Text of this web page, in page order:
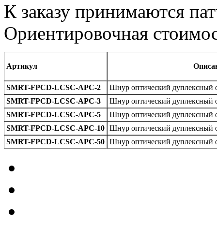
К заказу принимаются
Ориентировочная
Артикул
SMRT-FPCD-LCSC-APC-2
Шнур оптический дуплексный
SMRT-FPCD-LCSC-APC-3
Шнур оптический дуплексный
SMRT-FPCD-LCSC-APC-5
Шнур оптический дуплексный
SMRT-FPCD-LCSC-APC-10 Шнур оптический дуплексный
SMRT-FPCD-LCSC-APC-50 Шнур оптический дуплексный